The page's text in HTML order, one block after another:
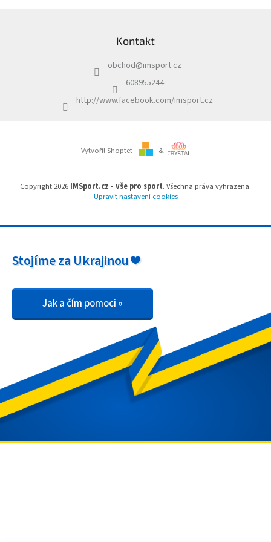
Kontakt
obchod@imsport.cz
608955244
http://www.facebook.com/imsport.cz
Vytvořil Shoptet &
Copyright 2026 IMSport.cz - vše pro sport. Všechna práva vyhrazena.
Upravit nastavení cookies
Stojíme za Ukrajinou ❤️
Jak a čím pomoci »